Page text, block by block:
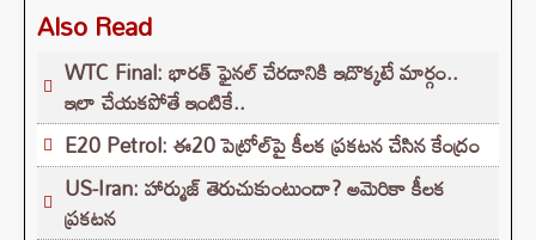
Also Read
WTC Final: భారత్ ఫైనల్ చేరడానికి ఇదొక్కటే మార్గం..
ఇలా చేయకపోతే ఇంటికే..
E20 Petrol: ఈ20 పెట్రోల్‌పై కీలక ప్రకటన చేసిన కేంద్రం
US-Iran: హార్ముజ్ తెరుచుకుంటుందా? అమెరికా కీలక
ప్రకటన